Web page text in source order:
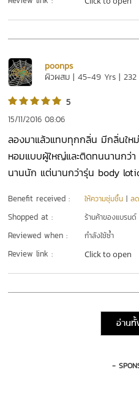
poonps
ผิวผสม | 45-49 Yrs | 232
5
15/11/2016 08:06
ลองมาแล้วแทบทุกกลิ่น มีกลิ่นให
หอมแบบผู้ใหญ่และติดทนนานกว่
นานนัก แต่นานกว่ารุ่น body
Benefit received : ให้ความชุ่มชื้น |ล
Shopped at : ร้านค้าของแบรนด์
Reviewed when : กำลังใช้ซ้ำ
Review link : Click to open
อ่าน
-